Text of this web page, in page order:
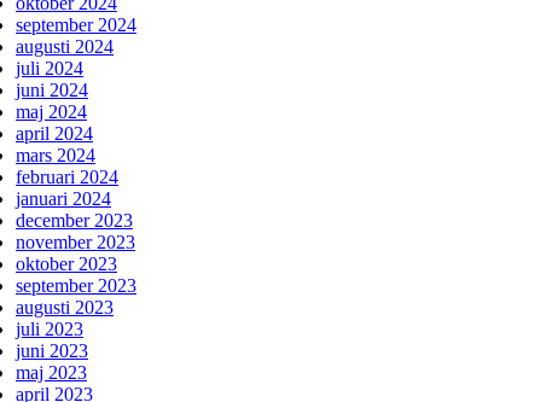
september 2024
augusti 2024
juli 2024
juni 2024
maj 2024
april 2024
mars 2024
februari 2024
januari 2024
december 2023
november 2023
oktober 2023
september 2023
augusti 2023
juli 2023
juni 2023
maj 2023
april 2023